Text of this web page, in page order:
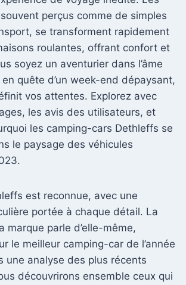
perçus comme de simples
se transforment rapidement
roulantes, offrant confort et
soyez un aventurier dans l’âme
quête d’un week-end dépaysant,
vos attentes. Explorez avec
les avis des utilisateurs, et
les camping-cars Dethleffs se
le paysage des véhicules
est reconnue, avec une
portée à chaque détail. La
marque parle d’elle-même,
le meilleur camping-car de l’année
une analyse des plus récents
découvrirons ensemble ceux qui